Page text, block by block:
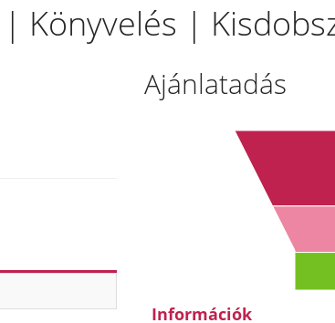
Könyvelés |
Ajánlatadás
Információk